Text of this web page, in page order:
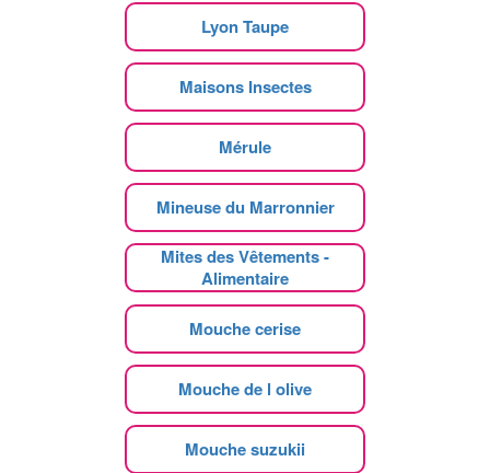
Lyon Taupe
Maisons Insectes
Mérule
Mineuse du Marronnier
Mites des Vêtements -
Alimentaire
Mouche cerise
Mouche de l olive
Mouche suzukii